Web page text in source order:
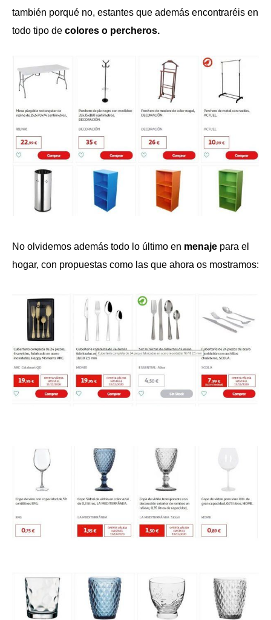
también porqué no, estantes que además encontraréis en
todo tipo de colores o percheros.
No olvidemos además todo lo último en menaje para el
hogar, con propuestas como las que ahora os mostramos: